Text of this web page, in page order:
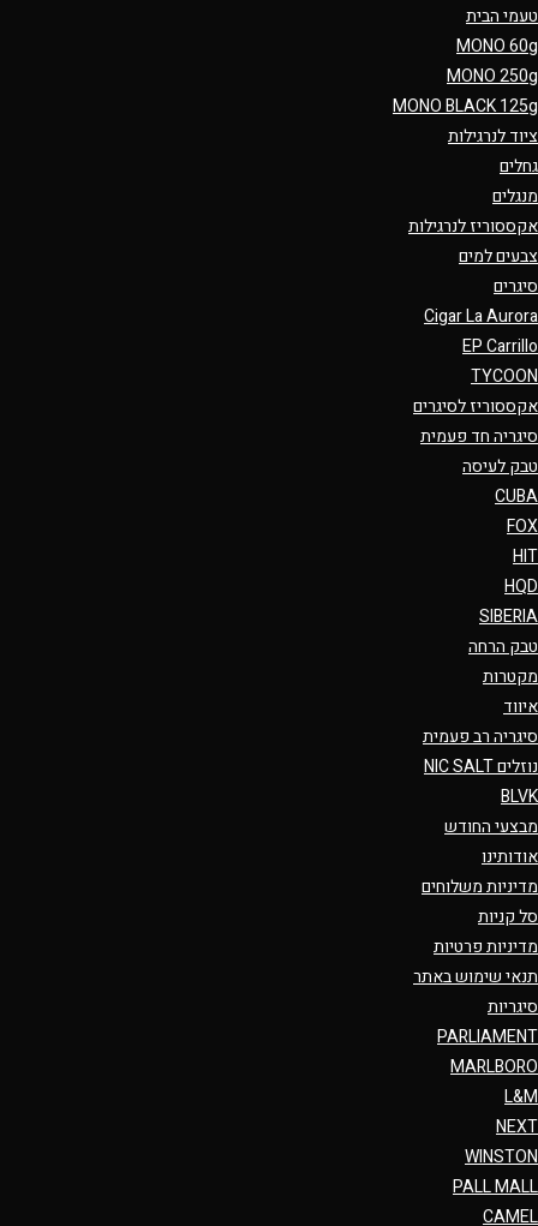
טעמי הבית
MONO 60g
MONO 250g
MONO BLACK 125g
ציוד לנרגילות
גחלים
מנגלים
אקססוריז לנרגילות
צבעים למים
סיגרים
Cigar La Aurora
EP Carrillo
TYCOON
אקססוריז לסיגרים
סיגריה חד פעמית
טבק לעיסה
CUBA
FOX
HIT
HQD
SIBERIA
טבק הרחה
מקטרות
איווד
סיגריה רב פעמית
נוזלים NIC SALT
BLVK
מבצעי החודש
אודותינו
מדיניות משלוחים
סל קניות
מדיניות פרטיות
תנאי שימוש באתר
סיגריות
PARLIAMENT
MARLBORO
L&M
NEXT
WINSTON
PALL MALL
CAMEL